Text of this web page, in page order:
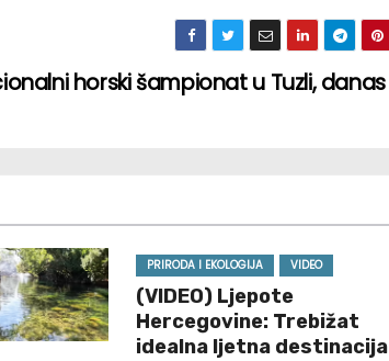
horski šampionat u Tuzli, danas
PRIRODA I EKOLOGIJA VIDEO
(VIDEO) Ljepote
Hercegovine: Trebižat
idealna ljetna destinacija